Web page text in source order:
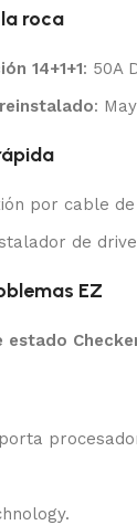
roca
14+1+1: 50A
:
por cable
de
EZ
estado